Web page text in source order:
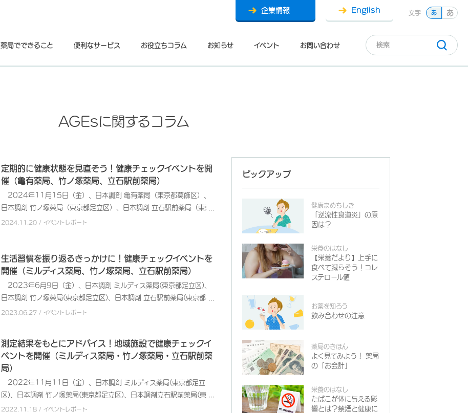
薬局でできること 便利なサービス お役立ちコラム お知らせ イベント お問い合わせ
企業情報 English 文字 あ あ
AGEsに関するコラム
定期的に健康状態を見直そう！健康チェックイベントを開
催（亀有薬局、竹ノ塚薬局、立石駅前薬局）
2024年11月15日（金）、日本調剤 亀有薬局（東京都葛飾区）、
日本調剤 竹ノ塚薬局（東京都足立区）、日本調剤 立石駅前薬局（東京
都葛飾区）は、足立区地域包括支援センター六月と共同で、地域住民の
催いたしました。 日本調剤では、地域社会に貢献する医療サービス提
供企業として、地域住民の皆さまの健康維持・管理、未病意識の向上な
どを目的とした健康イベントを開催しています。また、自主開催以外の
各種健康関連イベントにも積極的に参画して、健康に関する啓発活動に
ました。測定後には測定結果の見方や健康管理の方法などについて、管
理栄養士よりご説明しました。また、お薬に関するご相談を受け付ける
ためのブースを設置し、日ごろ使っているお薬について、薬剤師が個別
にご質問にお答えしました。 本イベントは年に2回、定期的に開催し
ており、今回ご参加いただいた方のうち8割がリピーターの方でし
2024.11.20 / イベントレポート
生活習慣を振り返るきっかけに！健康チェックイベントを
開催（ミルディス薬局、竹ノ塚薬局、立石駅前薬局）
2023年6月9日（金）、日本調剤 ミルディス薬局(東京都足立区)、
日本調剤 竹ノ塚薬局(東京都足立区)、日本調剤 立石駅前薬局(東京都葛
飾区)は、足立区地域包括支援センター六月と共同で、地域住民の皆さま
しました。 日本調剤では、地域社会に貢献する医療サービス提供企業
として、地域住民の皆さまの健康維持・管理、未病意識の向上などを目
的とした健康イベントを開催しています。また、自主開催以外の各種健
康関連イベントにも積極的に参画して、健康に関する啓発活動に取り組
んでいます。 本イベントでは、手軽に健康度チェックができる各種測
定機器を揃えて、「体組成測定」「AGEs（エージーイー：最終糖化産
2023.06.27 / イベントレポート
測定結果をもとにアドバイス！地域施設で健康チェックイ
ベントを開催（ミルディス薬局・竹ノ塚薬局・立石駅前薬
局）
2022年11月11日（金）、日本調剤 ミルディス薬局(東京都足立
区)、日本調剤 竹ノ塚薬局(東京都足立区)、日本調剤立石駅前薬局(東京
都葛飾区)は、足立区地域包括支援センター六月と共同で、地域住民の皆
2022.11.18 / イベントレポート
ピックアップ
健康まめちしき
「逆流性食道炎」の原
因は？
栄養のはなし
【栄養だより】上手に
食べて減らそう！コレ
ステロール値
お薬を知ろう
飲み合わせの注意
薬局のきほん
よく見てみよう！ 薬局
の「お会計」
栄養のはなし
たばこが体に与える影
響とは？禁煙と健康に